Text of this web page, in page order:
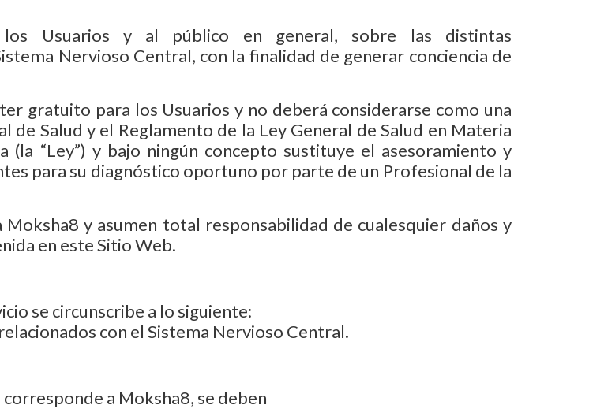
Usuarios y al público en general, sobre las distintas
Nervioso Central, con la finalidad de generar conciencia de
gratuito para los Usuarios y no deberá considerarse como una
de Salud y el Reglamento de la Ley General de Salud en Materia
(la “Ley”) y bajo ningún concepto sustituye el asesoramiento y
para su diagnóstico oportuno por parte de un Profesional de la
y asumen total responsabilidad de cualesquier daños y
en este Sitio Web.
se circunscribe a lo siguiente:
con el Sistema Nervioso Central.
a Moksha8, se deben